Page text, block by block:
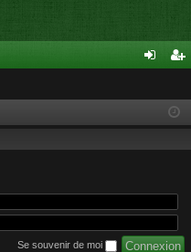
cri
Se souvenir de moi